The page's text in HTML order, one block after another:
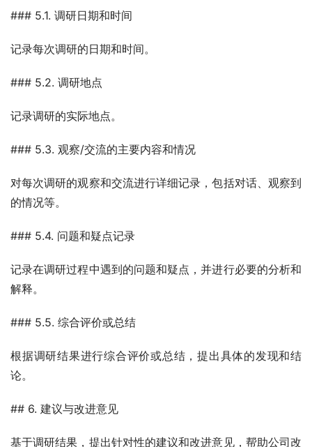
### 5.1. 调研日期和时间
记录每次调研的日期和时间。
### 5.2. 调研地点
记录调研的实际地点。
### 5.3. 观察/交流的主要内容和情况
对每次调研的观察和交流进行详细记录，包括对话、观察到
的情况等。
### 5.4. 问题和疑点记录
记录在调研过程中遇到的问题和疑点，并进行必要的分析和
解释。
### 5.5. 综合评价或总结
根据调研结果进行综合评价或总结，提出具体的发现和结
论。
## 6. 建议与改进意见
基于调研结果，提出针对性的建议和改进意见，帮助公司改